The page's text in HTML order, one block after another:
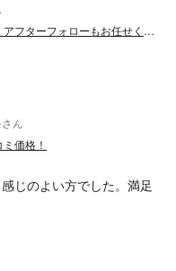
◎年中無休◎自社スタッフがお伺いします！アフターフォローもお任せください
ん
価格！
じのよい方でした。満足